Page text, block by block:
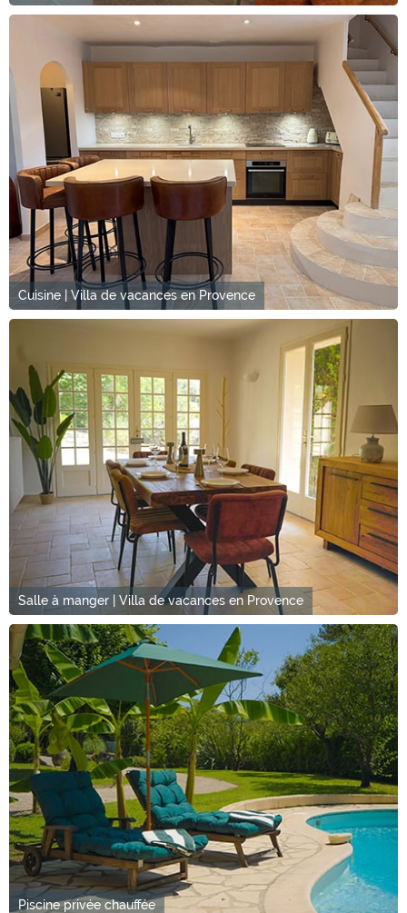
Cuisine | Villa de vacances en Provence
Salle à manger | Villa de vacances en Provence
Piscine privée chauffée